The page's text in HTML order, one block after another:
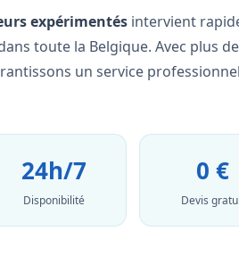
expérimentés intervient
toute la Belgique. Avec plus de
un service
24h/7
Disponibilité
0 €
Devis